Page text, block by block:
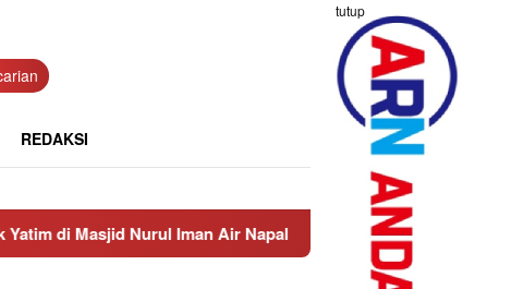
tutup
REDAKSI
Nurul Iman Air Napal Truck Bawa Pasir Lalu-lalang di